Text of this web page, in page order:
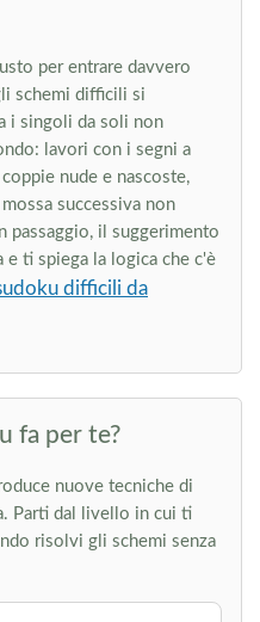
per entrare davvero
schemi difficili si
i singoli da soli non
lavori con i segni a
nude e nascoste,
successiva non
passaggio, il suggerimento
ti spiega la logica che c'è
difficili da
fa per te?
nuove tecniche di
Parti dal livello in cui ti
risolvi gli schemi senza